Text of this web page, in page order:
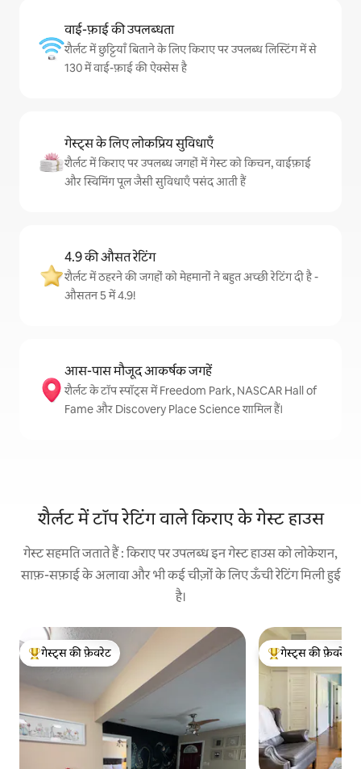
वाई-फ़ाई की उपलब्धता
शैर्लट में छुट्टियाँ बिताने के लिए किराए पर उपलब्ध लिस्टिंग में से
130 में वाई-फ़ाई की ऐक्सेस है
गेस्ट्स के लिए लोकप्रिय सुविधाएँ
शैर्लट में किराए पर उपलब्ध जगहों में गेस्ट को किचन, वाईफ़ाई
और स्विमिंग पूल जैसी सुविधाएँ पसंद आती हैं
4.9 की औसत रेटिंग
शैर्लट में ठहरने की जगहों को मेहमानों ने बहुत अच्छी रेटिंग दी है -
औसतन 5 में 4.9!
आस-पास मौजूद आकर्षक जगहें
शैर्लट के टॉप स्पॉट्स में Freedom Park, NASCAR Hall of
Fame और Discovery Place Science शामिल हैं।
शैर्लट में टॉप रेटिंग वाले किराए के गेस्ट हाउस
गेस्ट सहमति जताते हैं : किराए पर उपलब्ध इन गेस्ट हाउस को लोकेशन,
साफ़-सफ़ाई के अलावा और भी कई चीज़ों के लिए ऊँची रेटिंग मिली हुई
है।
गेस्ट्स का टॉप फ़ेवरेट
गेस्ट्स की फ़ेवरेट
गेस्ट्स का टॉप फ़ेवरेट
गेस्ट्स की फ़ेवरेट